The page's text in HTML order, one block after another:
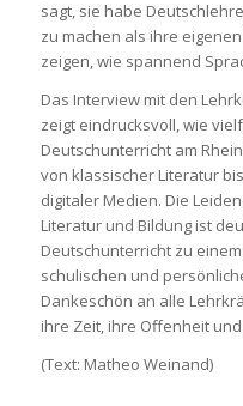
sagt, sie habe
zu machen als ihre
zeigen, wie spannend
Das Interview mit den
zeigt eindrucksvoll, wie
Deutschunterricht am
von klassischer Literatur
digitaler Medien. Die
Literatur und Bildung ist
Deutschunterricht zu
schulischen und
Dankeschön an alle
ihre Zeit, ihre Offenheit
(Text: Matheo Weinand)